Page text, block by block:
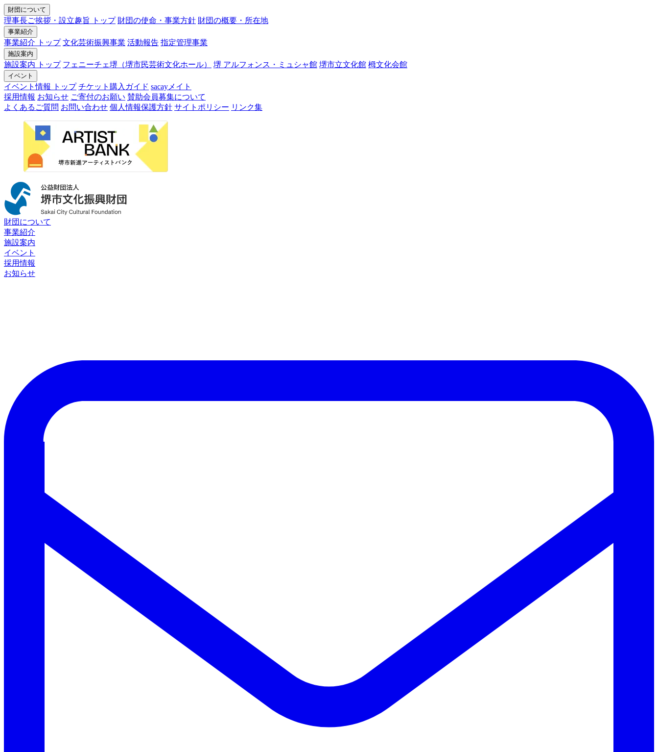
財団について
理事長ご挨拶・設立趣旨 トップ 財団の使命・事業方針 財団の概要・所在地
事業紹介
事業紹介 トップ 文化芸術振興事業 活動報告 指定管理事業
施設案内
施設案内 トップ フェニーチェ堺（堺市民芸術文化ホール） 堺 アルフォンス・ミュシャ館 堺市立文化館 栂文化会館
イベント
イベント情報 トップ チケット購入ガイド sacayメイト
採用情報 お知らせ ご寄付のお願い 賛助会員募集について
よくあるご質問 お問い合わせ 個人情報保護方針 サイトポリシー リンク集
財団について
事業紹介
施設案内
イベント
採用情報
お知らせ